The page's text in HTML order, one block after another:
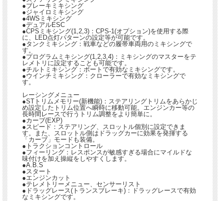
●ブレーキミキシング
●ジャイロミキシング
●4WSミキシング
●デュアルESC
●CPSミキシング(1,2,3)：CPS-1(オプション)を使用する際
に、LED点灯パターンの設定等が可能です。
●タンクミキシング：戦車などの履帯車両用のミキシングで
す。
●プログラムミキシング(1,2,3,4)：ミキシングのマスターをテ
レメトリに設定することも可能です。
●チルトミキシング：ボートで有効なミキシングです。
●ウインチミキシング：クローラーで有効なミキシングで
す。
レーシングメニュー
●STトリムメモリー(新機能)：ステアリングトリムをあらかじ
め設定したトリム位置へ瞬時に移動可能。エンジンカー等の
長時間レースで行うトリム調整をより簡単に。
●カーブ(EXP)
●スピード：ステアリング、スロットル個別に設定できま
す。また、スロットル側はドラッグカーに効果を発揮する
「カーブ」モードも装備。
●トラクションコントロール
●フィーリング：レスポンスが敏感すぎる場合にマイルドな
味付けを加え操縦をしやすくします。
●A.B.S
●スタート
●エンジンカット
●テレメトリーメニュー、センサーリスト
●ドラッグレース(トランスブレーキ)：ドラッグレースで有効
なミキシングです。